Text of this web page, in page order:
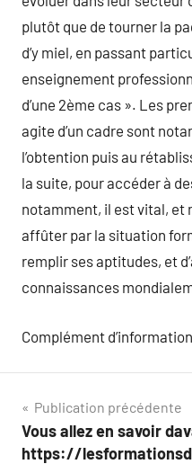
plutôt que de tourner la
d’y miel, en passant
enseignement
d’une 2ème cas ». Les
agite d’un cadre sont
l’obtention puis au
la suite, pour accéder à
notamment, il est vital, et
affûter par la situation
remplir ses aptitudes, et
connaissances
Complément
Navigation
de
Publication précédente
Vous allez en savoir
https://